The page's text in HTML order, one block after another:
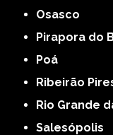
Osasco
Pirapora do
Poá
Ribeirão
Rio Grande
Salesópolis